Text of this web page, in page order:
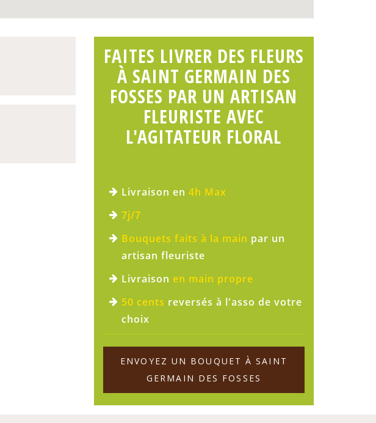
FAITES LIVRER DES FLEURS
À SAINT GERMAIN DES
FOSSES PAR UN ARTISAN
FLEURISTE AVEC
L'AGITATEUR FLORAL
Livraison en 4h Max
7j/7
Bouquets faits à la main par un
artisan fleuriste
Livraison en main propre
50 cents reversés à l'asso de votre
choix
ENVOYEZ UN BOUQUET À SAINT
GERMAIN DES FOSSES